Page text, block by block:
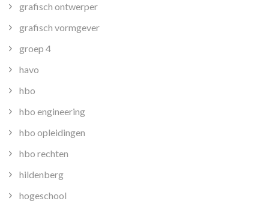
grafisch ontwerper
grafisch vormgever
groep 4
havo
hbo
hbo engineering
hbo opleidingen
hbo rechten
hildenberg
hogeschool